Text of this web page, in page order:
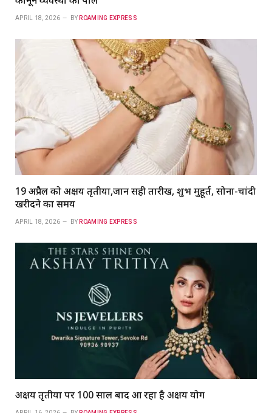
APRIL 18, 2026 BY ROAMING EXPRESS
19 अप्रैल को अक्षय तृतीया,जानें सही तारीख, शुभ मुहूर्त, सोना-चांदी
खरीदने का समय
APRIL 18, 2026 BY ROAMING EXPRESS
अक्षय तृतीया पर 100 साल बाद आ रहा है अक्षय योग